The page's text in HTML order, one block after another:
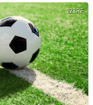
123RF